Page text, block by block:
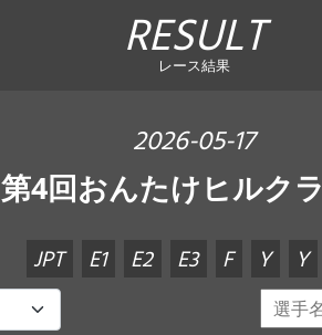
RESULT
レース結果
2026-05-17
第4回おんたけヒルク
JPT E1 E2 E3 F Y Y